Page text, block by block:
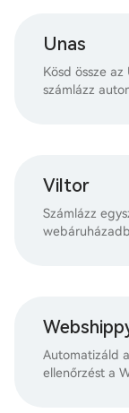
Unas
Kösd össze
számlázz
Viltor
Számlázz
Automatizáld
ellenőrzést a